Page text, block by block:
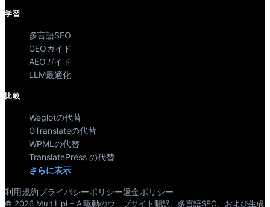
学習
多言語SEO
GEOガイド
AEOガイド
LLM最適化
比較
Weglotの代替
GTranslateの代替
WPMLの代替
TranslatePress の代替
さらに表示
利用規約プライバシーポリシー返金ポリシー
© 2026 MultiLipi – AI駆動のウェブサイト翻訳、多言語SEO、および生成